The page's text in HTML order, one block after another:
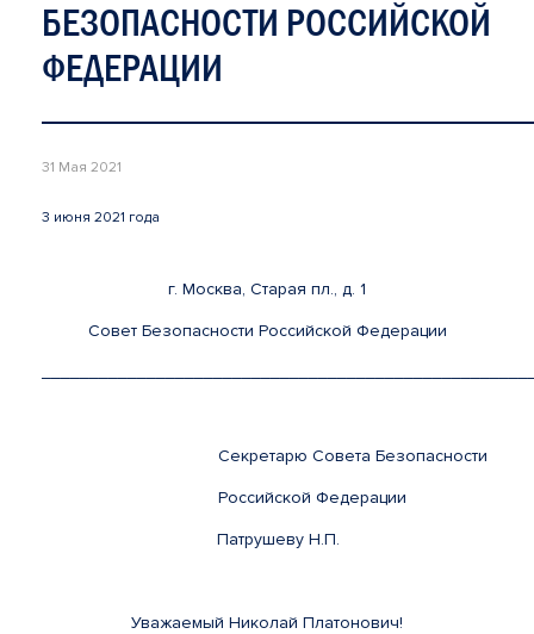
БЕЗОПАСНОСТИ РОССИЙСКОЙ
ФЕДЕРАЦИИ
31 Мая 2021
3 июня 2021 года
г. Москва, Старая пл., д. 1
Совет Безопасности Российской Федерации
Секретарю Совета Безопасности
Российской Федерации
Патрушеву Н.П.
Уважаемый Николай Платонович!